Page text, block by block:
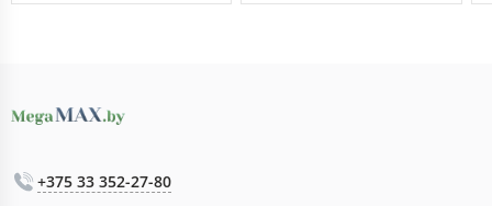
+375 33 352-27-80